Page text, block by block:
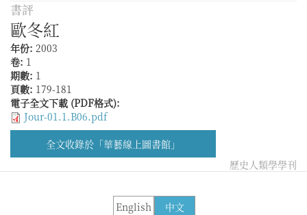
書評
歐冬紅
年份: 2003
卷: 1
期數: 1
頁數: 179-181
電子全文下載 (PDF格式):
Jour-01.1.B06.pdf
全文收錄於「華藝線上圖書館」
歷史人類學學刊
中文
English